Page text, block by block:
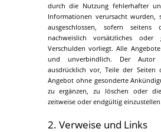
durch die Nutzung fehlerhafter
Informationen verursacht wurden,
ausgeschlossen, sofern
nachweislich vorsätzliches oder
Verschulden vorliegt. Alle
und unverbindlich. Der
ausdrücklich vor, Teile der Seiten
Angebot ohne gesonderte
zu ergänzen, zu löschen oder
zeitweise oder endgültig einzustellen.
2. Verweise und Links